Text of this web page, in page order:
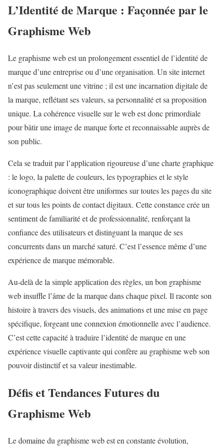
L’Identité de Marque : Façonnée par le
Graphisme Web
Le graphisme web est un prolongement essentiel de l’identité de
marque d’une entreprise ou d’une organisation. Un site internet
n’est pas seulement une vitrine ; il est une incarnation digitale de
la marque, reflétant ses valeurs, sa personnalité et sa proposition
unique. La cohérence visuelle sur le web est donc primordiale
pour bâtir une image de marque forte et reconnaissable auprès de
son public.
Cela se traduit par l’application rigoureuse d’une charte graphique
: le logo, la palette de couleurs, les typographies et le style
iconographique doivent être uniformes sur toutes les pages du site
et sur tous les points de contact digitaux. Cette constance crée un
sentiment de familiarité et de professionnalité, renforçant la
confiance des utilisateurs et distinguant la marque de ses
concurrents dans un marché saturé. C’est l’essence même d’une
expérience de marque mémorable.
Au-delà de la simple application des règles, un bon graphisme
web insuffle l’âme de la marque dans chaque pixel. Il raconte son
histoire à travers des visuels, des animations et une mise en page
spécifique, forgeant une connexion émotionnelle avec l’audience.
C’est cette capacité à traduire l’identité de marque en une
expérience visuelle captivante qui confère au graphisme web son
pouvoir distinctif et sa valeur inestimable.
Défis et Tendances Futures du
Graphisme Web
Le domaine du graphisme web est en constante évolution,